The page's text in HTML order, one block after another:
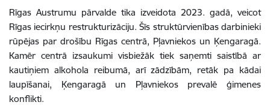
Rīgas Austrumu pārvalde tika izveidota 2023. gadā, veicot
Rīgas iecirkņu restrukturizāciju. Šīs struktūrvienības darbinieki
rūpējas par drošību Rīgas centrā, Pļavniekos un Ķengaragā.
Kamēr centrā izsaukumi visbiežāk tiek saņemti saistībā ar
kautiņiem alkohola reibumā, arī zādzībām, retāk pa kādai
laupīšanai, Ķengaragā un Pļavniekos prevalē ģimenes
konflikti.